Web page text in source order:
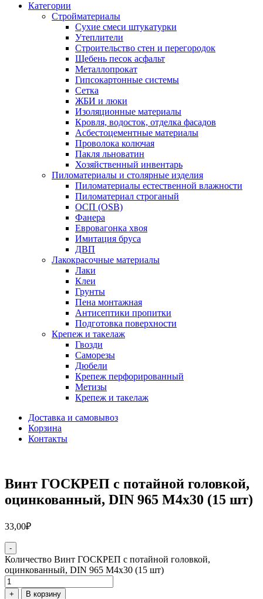
Категории
Стройматериалы
Сухие смеси штукатурки
Утеплители
Строительство стен и перегородок
Щебень песок асфальт
Металлопрокат
Гипсокартонные системы
Сетка
ЖБИ и люки
Изоляционные материалы
Кровля, водосток, отделка фасадов
Асбестоцементные материалы
Проволока колючая
Пакля льноватин
Хозяйственный инвентарь
Пиломатериалы и столярные изделия
Пиломатериалы естественной влажности
Пиломатериал строганый
ОСП (OSB)
Фанера
Евровагонка хвоя
Имитация бруса
ДВП
Лакокрасочные материалы
Лаки
Клеи
Грунты
Пена монтажная
Антисептики пропитки
Подготовка поверхности
Крепеж и такелаж
Гвозди
Саморезы
Дюбели
Крепеж перфорированный
Метизы
Крепеж и такелаж
Доставка и самовывоз
Корзина
Контакты
Винт ГОСКРЕП с потайной головкой,
оцинкованный, DIN 965 М4х30 (15 шт)
33,00₽
-
Количество Винт ГОСКРЕП с потайной головкой,
оцинкованный, DIN 965 М4х30 (15 шт)
+ В корзину